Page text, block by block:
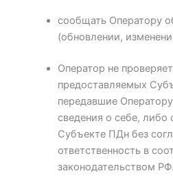
сообщать Оператору
(обновлении,
Оператор не
предоставляемых
передавшие
сведения о себе, либо
Субъекте ПДн без
ответственность в
законодательством РФ.